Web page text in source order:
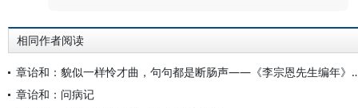
相同作者阅读
章诒和：貌似一样怜才曲，
章诒和：问病记